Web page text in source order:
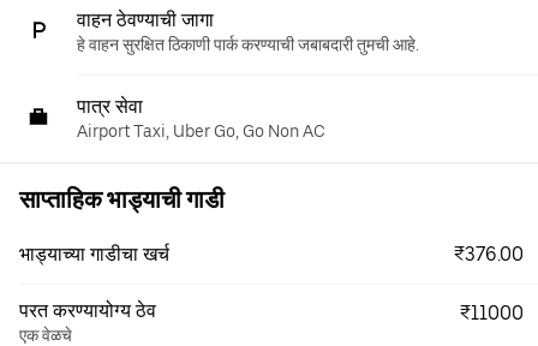
वाहन ठेवण्याची जागा
हे वाहन सुरक्षित ठिकाणी पार्क करण्याची जबाबदारी तुमची आहे.
पात्र सेवा
Airport Taxi, Uber Go, Go Non AC
साप्ताहिक भाड्याची गाडी
भाड्याच्या गाडीचा खर्च ₹376.00
परत करण्यायोग्य ठेव
एक वेळचे
₹11000